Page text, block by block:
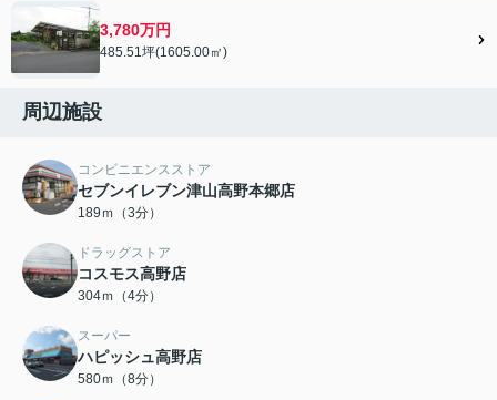
3,780万円
485.51坪(1605.00㎡)
周辺施設
コンビニエンスストア
セブンイレブン津山高野本郷店
189ｍ（3分）
ドラッグストア
コスモス高野店
304ｍ（4分）
スーパー
ハピッシュ高野店
580ｍ（8分）